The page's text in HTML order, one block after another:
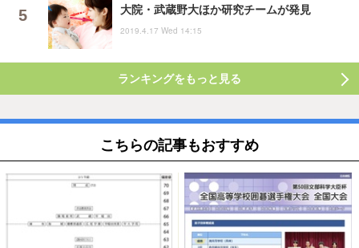
大院・武蔵野大ほか研究チームが発見
2019.4.17 Wed 14:15
ランキングをもっと見る
こちらの記事もおすすめ